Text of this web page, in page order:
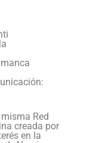
Red
creada por
en la